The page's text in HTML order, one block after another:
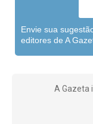
Envie sua
editores de A
A Gazeta